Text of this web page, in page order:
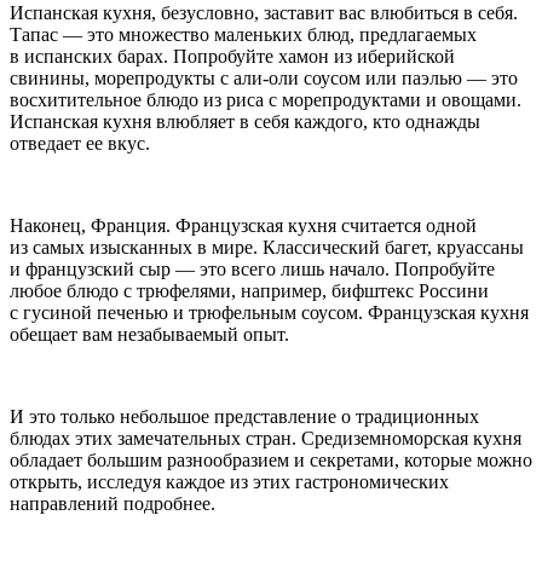
Испанская кухня, безусловно, заставит вас влюбиться в себя.
Тапас — это множество маленьких блюд, предлагаемых
в испанских барах. Попробуйте хамон из иберийской
свинины, морепродукты с али-оли соусом или паэлью — это
восхитительное блюдо из риса с морепродуктами и овощами.
Испанская кухня влюбляет в себя каждого, кто однажды
отведает ее вкус.
Наконец, Франция. Французская кухня считается одной
из самых изысканных в мире. Классический багет, круассаны
и французский сыр — это всего лишь начало. Попробуйте
любое блюдо с трюфелями, например, бифштекс Россини
с гусиной печенью и трюфельным соусом. Французская кухня
обещает вам незабываемый опыт.
И это только небольшое представление о традиционных
блюдах этих замечательных стран. Средиземноморская кухня
обладает большим разнообразием и секретами, которые можно
открыть, исследуя каждое из этих гастрономических
направлений подробнее.